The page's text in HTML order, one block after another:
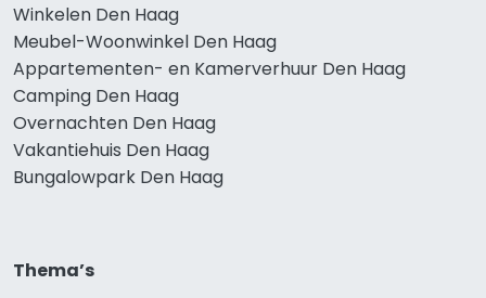
Winkelen Den Haag
Meubel-Woonwinkel Den Haag
Appartementen- en Kamerverhuur Den Haag
Camping Den Haag
Overnachten Den Haag
Vakantiehuis Den Haag
Bungalowpark Den Haag
Thema’s